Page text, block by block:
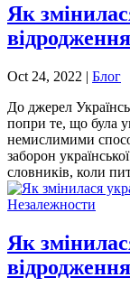
Як
Oct 24, 2022 | Блог
До джерел
попри те, що була
немислимими
заборон
словників, коли
Як